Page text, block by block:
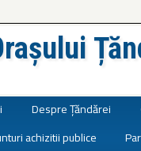
Despre Țăndărei
achizitii publice